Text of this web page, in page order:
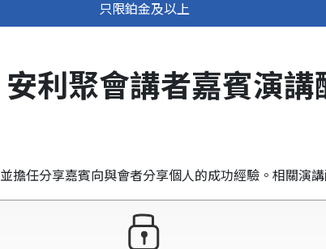
只限鉑金及以上
利聚會講者嘉賓演講
擔任分享嘉賓向與會者分享個人的成功經驗。相關演